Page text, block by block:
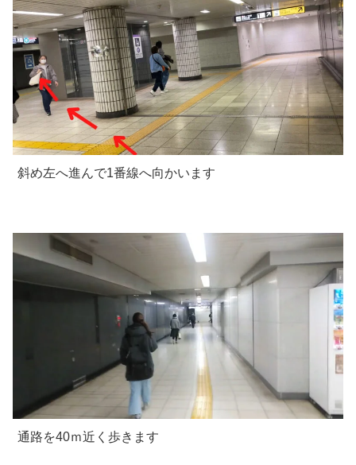
斜め左へ進んで1番線へ向かいます
通路を40ｍ近く歩きます